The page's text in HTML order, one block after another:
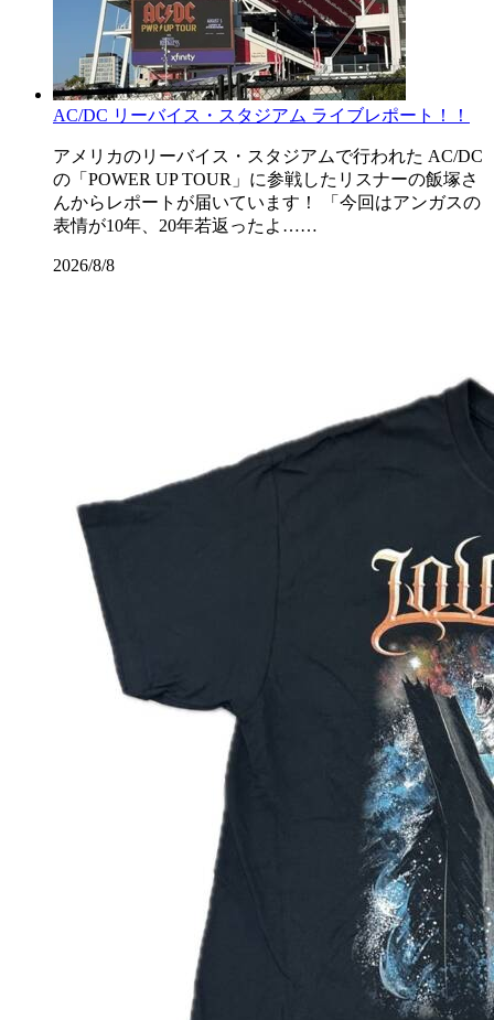
AC/DC リーバイス・スタジアム ライブレポート！！
アメリカのリーバイス・スタジアムで行われた AC/DC
の「POWER UP TOUR」に参戦したリスナーの飯塚さ
んからレポートが届いています！ 「今回はアンガスの
表情が10年、20年若返ったよ……
2026/8/8